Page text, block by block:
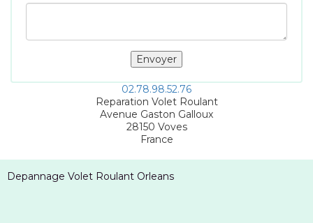
02.78.98.52.76
Reparation Volet Roulant
Avenue Gaston Galloux
28150 Voves
France
Depannage Volet Roulant Orleans